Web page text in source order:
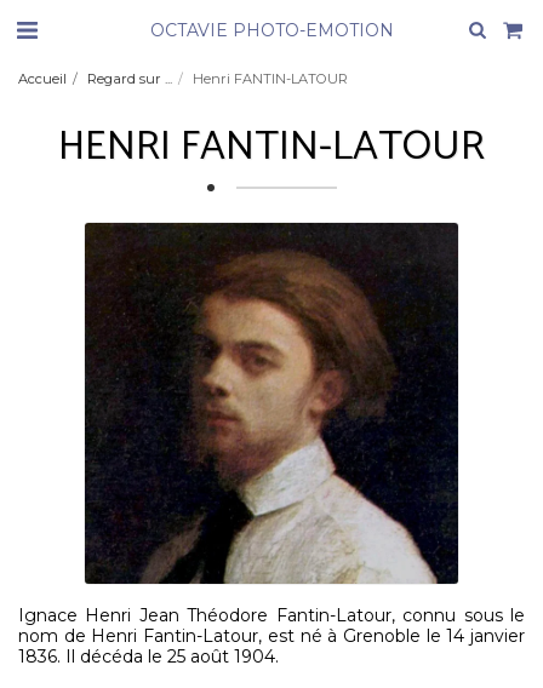
OCTAVIE PHOTO-EMOTION
Accueil Regard sur ... Henri FANTIN-LATOUR
HENRI FANTIN-LATOUR
Ignace Henri Jean Théodore Fantin-Latour, connu sous le
nom de Henri Fantin-Latour, est né à Grenoble le 14 janvier
1836. Il décéda le 25 août 1904.